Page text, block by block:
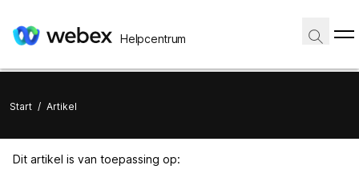
Helpcentrum
Start / Artikel
Dit artikel is van toepassing op: